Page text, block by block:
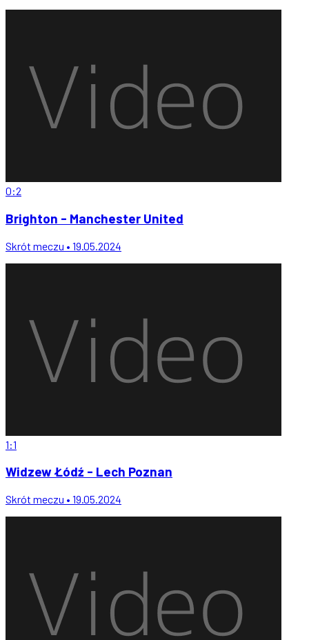
0:2
Brighton - Manchester United
Skrót meczu • 19.05.2024
1:1
Widzew Łódź - Lech Poznan
Skrót meczu • 19.05.2024